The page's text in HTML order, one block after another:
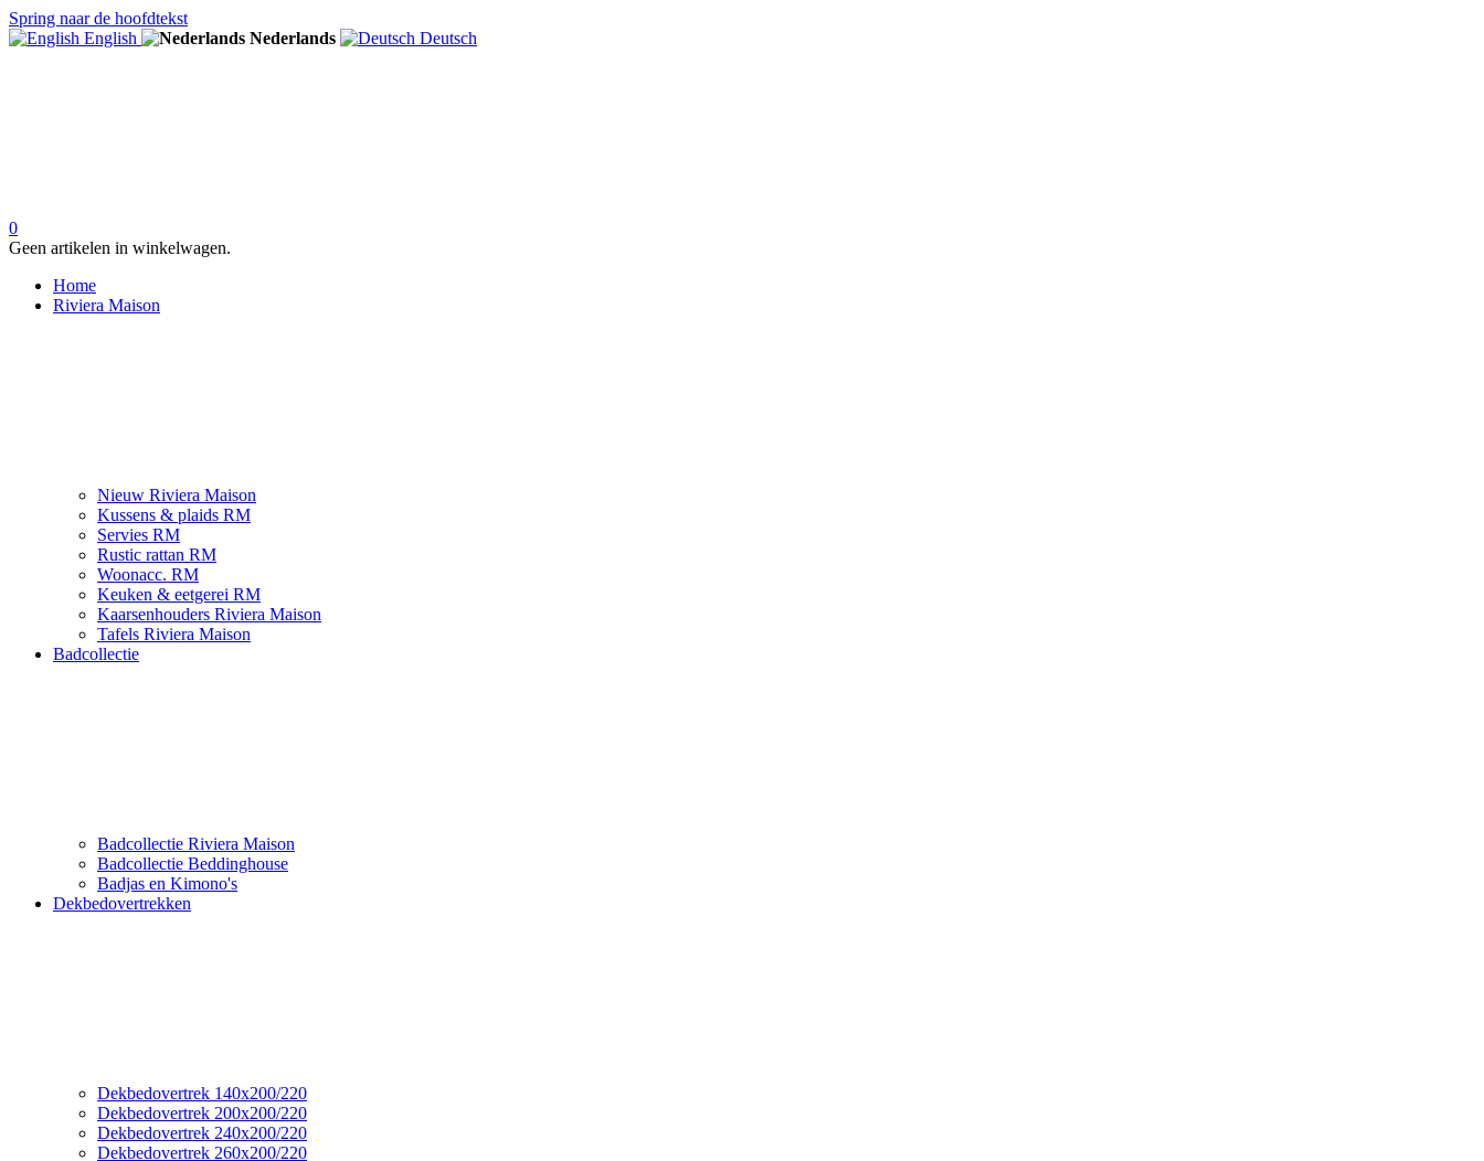
Spring naar de hoofdtekst
English
Nederlands Deutsch
0
Geen artikelen in winkelwagen.
Home
Riviera Maison
Nieuw Riviera Maison
Kussens & plaids RM
Servies RM
Rustic rattan RM
Woonacc. RM
Keuken & eetgerei RM
Kaarsenhouders Riviera Maison
Tafels Riviera Maison
Badcollectie
Badcollectie Riviera Maison
Badcollectie Beddinghouse
Badjas en Kimono's
Dekbedovertrekken
Dekbedovertrek 140x200/220
Dekbedovertrek 200x200/220
Dekbedovertrek 240x200/220
Dekbedovertrek 260x200/220